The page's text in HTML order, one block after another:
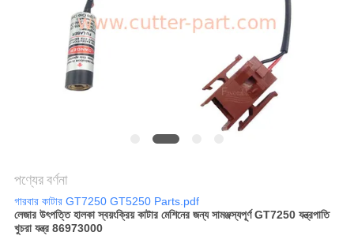
PRIVACY
POLICY
পণ্যের বর্ণনা
গারবার কাটার GT7250 GT5250 Parts.pdf
লেজার উৎপত্তি হালকা স্বয়ংক্রিয় কাটার মেশিনের জন্য সামঞ্জস্যপূর্ণ GT7250 যন্ত্রপাতি
খুচরা যন্ত্র 86973000